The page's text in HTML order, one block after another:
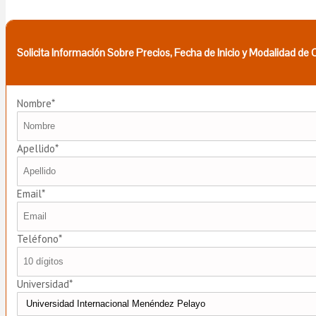
Solicita Información Sobre Precios, Fecha de Inicio y Modalidad de
Nombre*
Apellido*
Email*
Teléfono*
Universidad*